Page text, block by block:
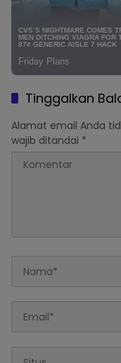
Tinggalkan
Alamat email Anda
wajib ditandai *